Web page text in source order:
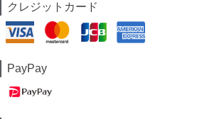
クレジットカード
PayPay